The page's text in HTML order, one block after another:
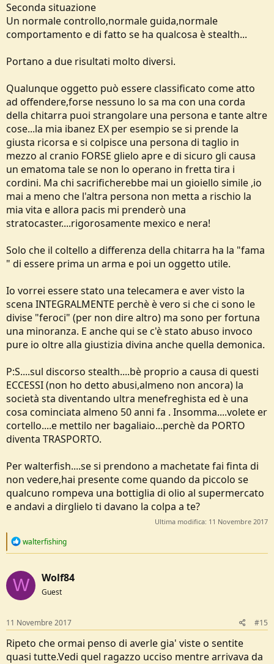
Seconda situazione
Un normale controllo,normale guida,normale
comportamento e di fatto se ha qualcosa è stealth...
Portano a due risultati molto diversi.
Qualunque oggetto può essere classificato come atto
ad offendere,forse nessuno lo sa ma con una corda
della chitarra puoi strangolare una persona e tante altre
cose...la mia ibanez EX per esempio se si prende la
giusta ricorsa e si colpisce una persona di taglio in
mezzo al cranio FORSE glielo apre e di sicuro gli causa
un ematoma tale se non lo operano in fretta tira i
cordini. Ma chi sacrificherebbe mai un gioiello simile ,io
mai a meno che l'altra persona non metta a rischio la
mia vita e allora pacis mi prenderò una
stratocaster....rigorosamente mexico e nera!
Solo che il coltello a differenza della chitarra ha la "fama
" di essere prima un arma e poi un oggetto utile.
Io vorrei essere stato una telecamera e aver visto la
scena INTEGRALMENTE perchè è vero si che ci sono le
divise "feroci" (per non dire altro) ma sono per fortuna
una minoranza. E anche qui se c'è stato abuso invoco
pure io oltre alla giustizia divina anche quella demonica.
P:S....sul discorso stealth....bè proprio a causa di questi
ECCESSI (non ho detto abusi,almeno non ancora) la
società sta diventando ultra menefreghista ed è una
cosa cominciata almeno 50 anni fa . Insomma....volete er
cortello....e mettilo ner bagaliaio...perchè da PORTO
diventa TRASPORTO.
Per walterfish....se si prendono a machetate fai finta di
non vedere,hai presente come quando da piccolo se
qualcuno rompeva una bottiglia di olio al supermercato
e andavi a dirglielo ti davano la colpa a te?
Ultima modifica: 11 Novembre 2017
R
c
t
i
o
s
:
walterfishing
W Wolf84
Guest
11 Novembre 2017 #15
Ripeto che ormai penso di averle gia' viste o sentite
quasi tutte.Vedi quel ragazzo ucciso mentre arrivava da